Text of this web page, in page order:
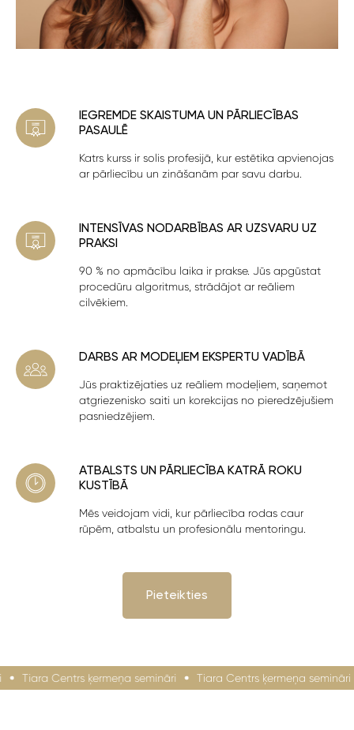
IEGREMDE SKAISTUMA UN PĀRLIECĪBAS
PASAULĒ
Katrs kurss ir solis profesijā, kur estētika apvienojas
ar pārliecību un zināšanām par savu darbu.
INTENSĪVAS NODARBĪBAS AR UZSVARU UZ
PRAKSI
90 % no apmācību laika ir prakse. Jūs apgūstat
procedūru algoritmus, strādājot ar reāliem
cilvēkiem.
DARBS AR MODEĻIEM EKSPERTU VADĪBĀ
Jūs praktizējaties uz reāliem modeļiem, saņemot
atgriezenisko saiti un korekcijas no pieredzējušiem
pasniedzējiem.
ATBALSTS UN PĀRLIECĪBA KATRĀ ROKU
KUSTĪBĀ
Mēs veidojam vidi, kur pārliecība rodas caur
rūpēm, atbalstu un profesionālu mentoringu.
Pieteikties
Tiara Centrs ķermeņa semināri Tiara Centrs ķermeņa semināri